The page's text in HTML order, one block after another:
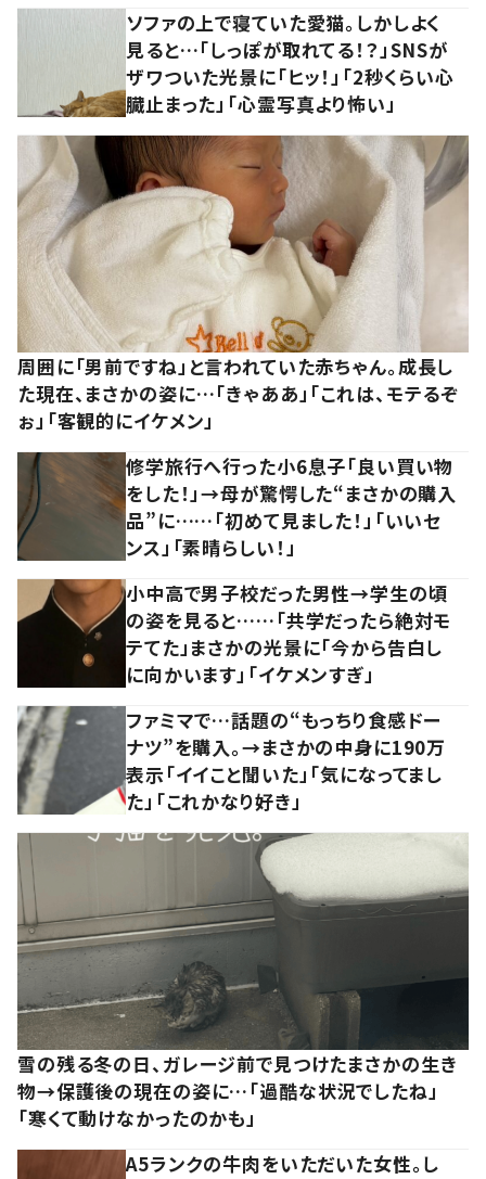
ソファの上で寝ていた愛猫。しかしよく
見ると…「しっぽが取れてる！？」SNSが
ザワついた光景に「ヒッ！」「2秒くらい心
臓止まった」「心霊写真より怖い」
周囲に「男前ですね」と言われていた赤ちゃん。成長し
た現在、まさかの姿に…「きゃああ」「これは、モテるぞ
ぉ」「客観的にイケメン」
修学旅行へ行った小6息子「良い買い物
をした！」→母が驚愕した“まさかの購入
品”に……「初めて見ました！」「いいセ
ンス」「素晴らしい！」
小中高で男子校だった男性→学生の頃
の姿を見ると……「共学だったら絶対モ
テてた」まさかの光景に「今から告白し
に向かいます」「イケメンすぎ」
ファミマで…話題の“もっちり食感ドー
ナツ”を購入。→まさかの中身に190万
表示「イイこと聞いた」「気になってまし
た」「これかなり好き」
雪の残る冬の日、ガレージ前で見つけたまさかの生き
物→保護後の現在の姿に…「過酷な状況でしたね」
「寒くて動けなかったのかも」
A5ランクの牛肉をいただいた女性。し